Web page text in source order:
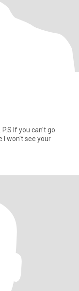
I won't see your